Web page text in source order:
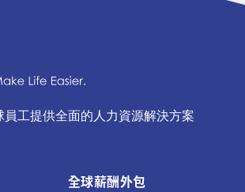
工提供全面的人力資源解決方案
全球薪酬外包